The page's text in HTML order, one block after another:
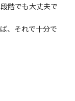
階でも大丈夫で
、それで十分で